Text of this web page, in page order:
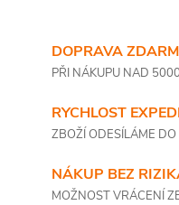
DOPRAVA
PŘI NÁKUPU NAD
RYCHLOST
ZBOŽÍ ODESÍLÁME
NÁKUP BEZ
MOŽNOST VRÁCENÍ